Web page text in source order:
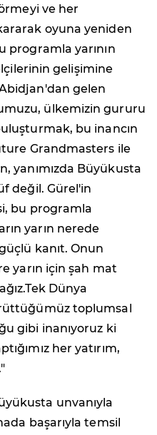
ve her
oyuna yeniden
programla yarının
gelişimine
gelen
ülkemizin gururu
bu inancın
Grandmasters ile
yanımızda Büyükusta
değil. Gürel'in
bu programla
yarın nerede
kanıt. Onun
yarın için şah mat
Dünya
toplumsal
gibi inanıyoruz ki
her yatırım,
unvanıyla
başarıyla temsil